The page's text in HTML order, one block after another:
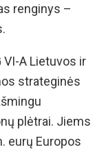
renginys –
VI-A Lietuvos ir
strateginės
plėtrai. Jiems
eurų Europos